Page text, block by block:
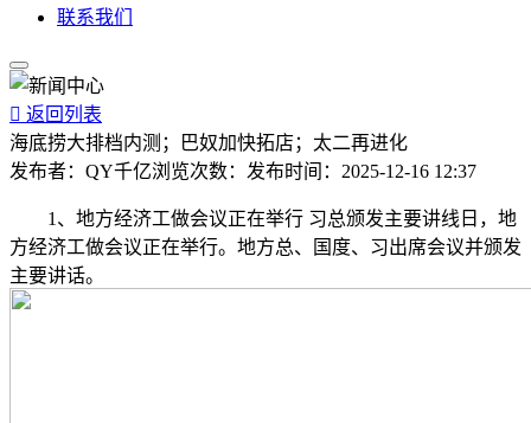
联系我们
 返回列表
海底捞大排档内测；巴奴加快拓店；太二再进化
发布者： QY千亿浏览次数： 发布时间： 2025-12-16 12:37
1、地方经济工做会议正在举行 习总颁发主要讲线日，地
方经济工做会议正在举行。地方总、国度、习出席会议并颁发
主要讲话。